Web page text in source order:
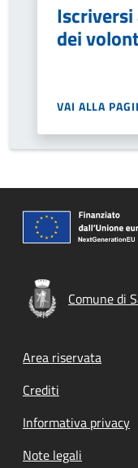
dei
VAI ALLA
Comune di
Footer
Area riservata
Crediti
Informativa privacy
Note legali